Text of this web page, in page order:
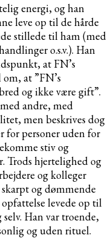
energi, og han
leve op til de hårde
stillede til ham (med
o.s.v.). Han
at FN’s
at ”FN’s
og ikke være gift”.
andre, med
men beskrives dog
for personer uden for
stiv og
hjertelighed og
og kolleger
og dømmende
levede op til
Han var troende,
og uden rituel.